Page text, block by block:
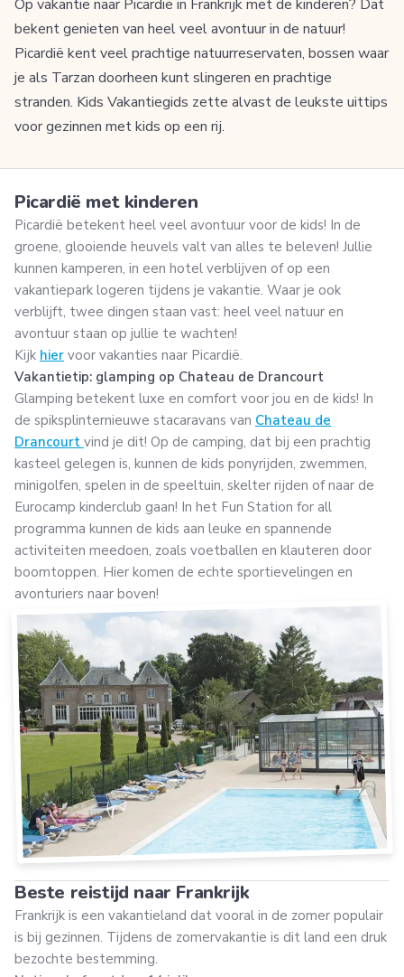
Op vakantie naar Picardië in Frankrijk met de kinderen? Dat
bekent genieten van heel veel avontuur in de natuur!
Picardië kent veel prachtige natuurreservaten, bossen waar
je als Tarzan doorheen kunt slingeren en prachtige
stranden. Kids Vakantiegids zette alvast de leukste uittips
voor gezinnen met kids op een rij.
Picardië met kinderen
Picardië betekent heel veel avontuur voor de kids! In de
groene, glooiende heuvels valt van alles te beleven! Jullie
kunnen kamperen, in een hotel verblijven of op een
vakantiepark logeren tijdens je vakantie. Waar je ook
verblijft, twee dingen staan vast: heel veel natuur en
avontuur staan op jullie te wachten!
Kijk hier voor vakanties naar Picardië.
Vakantietip: glamping op Chateau de Drancourt
Glamping betekent luxe en comfort voor jou en de kids! In
de spiksplinternieuwe stacaravans van Chateau de
Drancourt vind je dit! Op de camping, dat bij een prachtig
kasteel gelegen is, kunnen de kids ponyrijden, zwemmen,
minigolfen, spelen in de speeltuin, skelter rijden of naar de
Eurocamp kinderclub gaan! In het Fun Station for all
programma kunnen de kids aan leuke en spannende
activiteiten meedoen, zoals voetballen en klauteren door
boomtoppen. Hier komen de echte sportievelingen en
avonturiers naar boven!
Beste reistijd naar Frankrijk
Frankrijk is een vakantieland dat vooral in de zomer populair
is bij gezinnen. Tijdens de zomervakantie is dit land een druk
bezochte bestemming.